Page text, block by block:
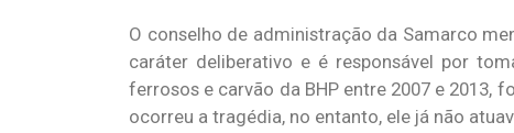
O conselho de administração da Samarco
caráter deliberativo e é responsável por
ferrosos e carvão da BHP entre 2007 e 2013,
ocorreu a tragédia, no entanto, ele já não